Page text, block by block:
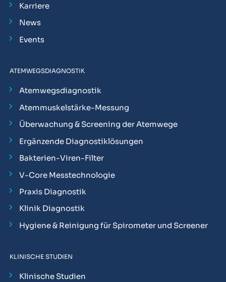
Karriere
News
Events
ATEMWEGSDIAGNOSTIK
Atemwegsdiagnostik
Atemmuskelstärke-Messung
Überwachung & Screening der Atemwege
Ergänzende Diagnostiklösungen
Bakterien-Viren-Filter
V-Core Messtechnologie
Praxis Diagnostik
Klinik Diagnostik
Hygiene & Reinigung für Spirometer und Screener
KLINISCHE STUDIEN
Klinische Studien